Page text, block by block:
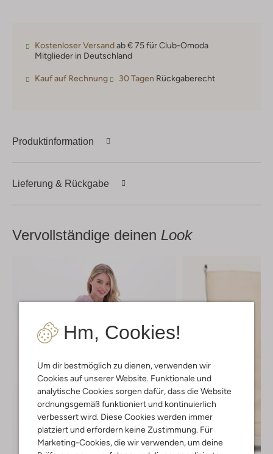
Hm, Cookies!
Um dir bestmöglich zu dienen, verwenden wir
Cookies auf unserer Website. Funktionale und
analytische Cookies sorgen dafür, dass die Website
ordnungsgemäß funktioniert und kontinuierlich
verbessert wird. Diese Cookies werden immer
platziert und erfordern keine Zustimmung. Für
Marketing-Cookies, die wir verwenden, um deine
Kostenloser Versandab € 75 für Club-Omoda
Mitglieder in Deutschland
Kauf auf Rechnung 30 Tagen Rückgaberecht
Produktinformation
Lieferung & Rückgabe
Vervollständige deinen Look